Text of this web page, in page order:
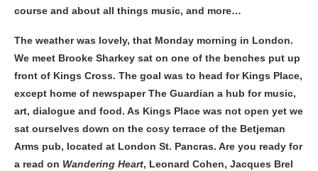
course and about all things music, and more…
The weather was lovely, that Monday morning in London.
We meet Brooke Sharkey sat on one of the benches put up
front of Kings Cross. The goal was to head for Kings Place,
except home of newspaper The Guardian a hub for music,
art, dialogue and food. As Kings Place was not open yet we
sat ourselves down on the cosy terrace of the Betjeman
Arms pub, located at London St. Pancras. Are you ready for
a read on Wandering Heart, Leonard Cohen, Jacques Brel